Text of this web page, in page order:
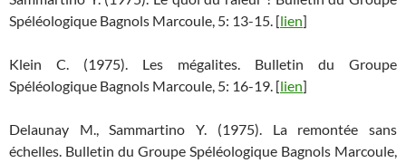
Spéléologique Bagnols Marcoule, 5: 13-15. [lien]
Klein C. (1975). Les mégalites. Bulletin du Groupe
Spéléologique Bagnols Marcoule, 5: 16-19. [lien]
Delaunay M., Sammartino Y. (1975). La remontée sans
échelles. Bulletin du Groupe Spéléologique Bagnols Marcoule,